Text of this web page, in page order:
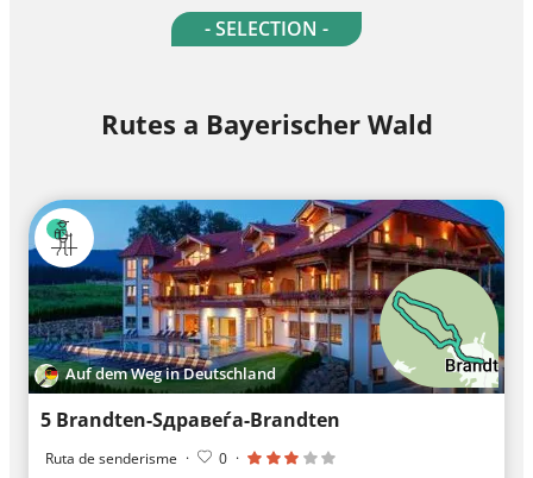
- SELECTION -
Rutes a Bayerischer Wald
Auf dem Weg in Deutschland
5 Brandten-Sдравеѓа-Brandten
Ruta de senderisme · 0 ·